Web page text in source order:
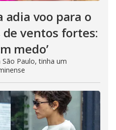
adia voo para o
de ventos fortes:
medo’
Paulo, tinha um